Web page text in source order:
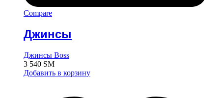
Compare
Джинсы
Джинсы Boss
3 540 ЅМ
Добавить в корзину